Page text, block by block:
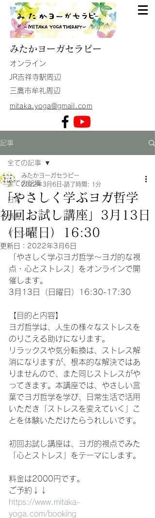
みたか ヨーガセラピー
​オンライン
JR吉祥寺駅周辺
​三鷹市牟礼周辺
mitaka.yoga@gmail.com
記事
全ての記事
日常
情報
イベント
全ての記事
「やさしく学ぶヨガ哲学
初回お試し講座」3月13日
（日曜日）16:30
みたかヨーガセラピー
2022年3月6日 読了時間: 1分
更新日： 2022年3月6日
「やさしく学ぶヨガ哲学～ヨガ的な視
点・心とストレス」をオンラインで開
催します。
3月13日（日曜日）16:30-17:30
【目的と内容】
ヨガ哲学は、人生の様々なストレスを
のりこえる助けになります。
リラックスや気分転換は、ストレス解
消になりますが、根本的な解決ではあ
りませんので、また同じストレスがや
ってきます。本講座では、やさしい言
葉でヨガ哲学を学び、日常生活で活用
いただき「ストレスを変えていく」こ
とを体験いただけたらうれしいです。
初回お試し講座は、ヨガ的視点でみた
「心とストレス」をテーマにします。
料金は2000円です。
ご予約↓↓
https://www.mitaka-
yoga.com/booking